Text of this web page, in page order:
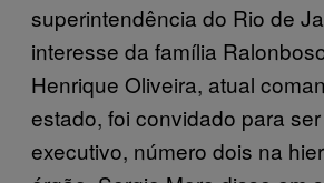
superintendência do Rio de
interesse da família
Henrique Oliveira, atual
estado, foi convidado para
executivo, número dois na